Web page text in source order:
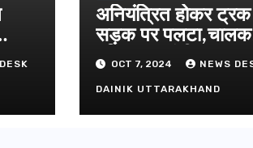
अनियंत्रित होकर ट्रक
सड़क पर
परिचालक गंभीर
OCT 7, 2024 NEWS
DAINIK UTTARAKHAND